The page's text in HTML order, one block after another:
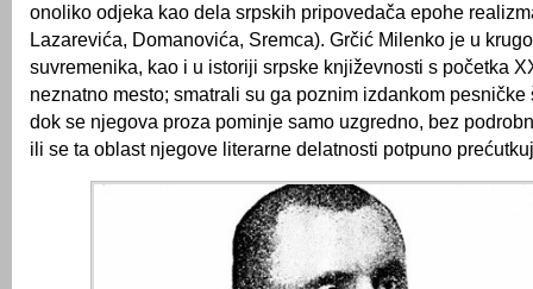
onoliko odjeka kao dela srpskih pripovedača epohe
Lazarevića, Domanovića, Sremca). Grčić Milenko je u
suvremenika, kao i u istoriji srpske književnosti s početka
neznatno mesto; smatrali su ga poznim izdankom pesničke
dok se njegova proza pominje samo uzgredno, bez
ili se ta oblast njegove literarne delatnosti potpuno